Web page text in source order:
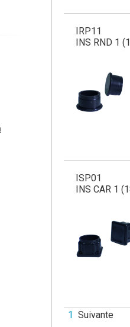
IRP11
INS RND 1
ISP01
INS CAR 1
1 Suivante